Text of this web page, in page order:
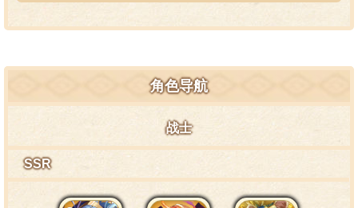
角色导航
战士
SSR